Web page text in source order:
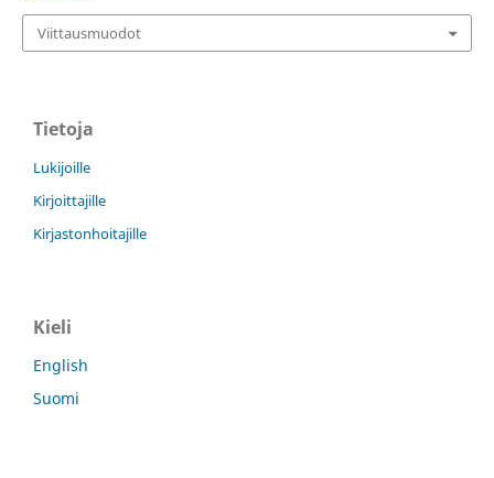
Viittausmuodot
Tietoja
Lukijoille
Kirjoittajille
Kirjastonhoitajille
Kieli
English
Suomi